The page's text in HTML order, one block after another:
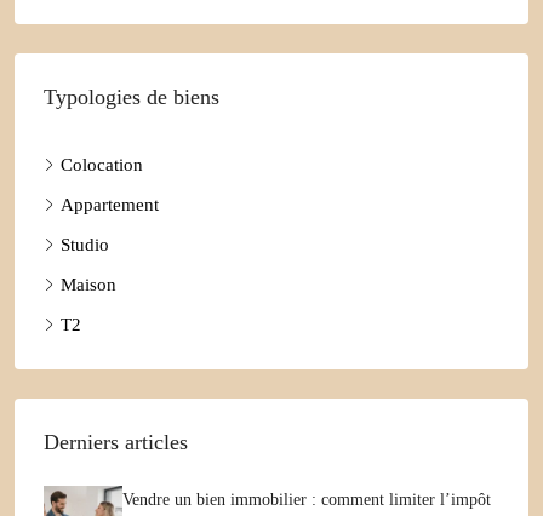
Typologies de biens
Colocation
Appartement
Studio
Maison
T2
Derniers articles
Vendre un bien immobilier : comment limiter l’impôt